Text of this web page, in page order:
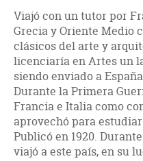
Viajó con un tutor por
Grecia y Oriente Medio
clásicos del arte y
licenciaría en Artes un
siendo enviado a
Durante la Primera
Francia e Italia como
aprovechó para
Publicó en 1920.
viajó a este país, en su